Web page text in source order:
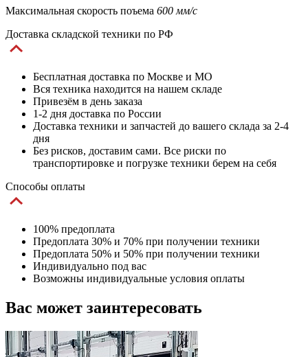
Максимальная скорость поъема 600 мм/с
Доставка складской техники по РФ
Бесплатная доставка по Москве и МО
Вся техника находится на нашем складе
Привезём в день заказа
1-2 дня доставка по России
Доставка техники и запчастей до вашего склада за 2-4
дня
Без рисков, доставим сами. Все риски по
транспортировке и погрузке техники берем на себя
Способы оплаты
100% предоплата
Предоплата 30% и 70% при получении техники
Предоплата 50% и 50% при получении техники
Индивидуально под вас
Возможны индивидуальные условия оплаты
Вас может заинтересовать